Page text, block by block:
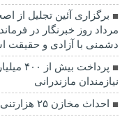
مرداد روز خبرنگار در
دشمنی با آزادی و حقیقت
نیازمندان مازندرانی
احداث مخازن ۲۵ هزارتنی روغن خام خوراکی در مازندران